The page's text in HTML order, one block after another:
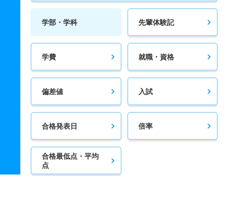
学部・学科 先輩体験記
学費 就職・資格
偏差値 入試
合格発表日 倍率
合格最低点・平均
点